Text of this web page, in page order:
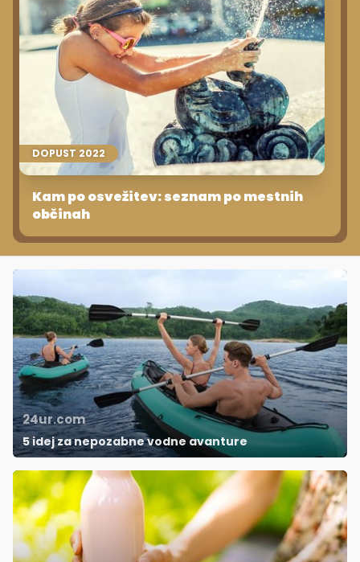
DOPUST 2022
Kam po osvežitev: seznam po mestnih
občinah
24ur.com
5 idej za nepozabne vodne avanture